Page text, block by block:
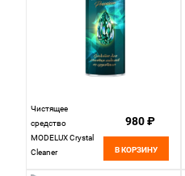
Чистящее
средство
MODELUX Crystal
Cleaner
980 ₽
В КОРЗИНУ